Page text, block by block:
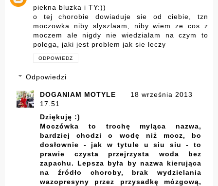
piekna bluzka i TY:))
o tej chorobie dowiaduje sie od ciebie, tzn
moczowka niby slyszlaam, niby wiem ze cos z
moczem ale nigdy nie wiedzialam na czym to
polega, jaki jest problem jak sie leczy
ODPOWIEDZ
Odpowiedzi
DOGANIAM MOTYLE
18 września 2013
17:51
Dziękuję :)
Moczówka to trochę myląca nazwa,
bardziej chodzi o wodę niż mocz, bo
dosłownie - jak w tytule u siu siu - to
prawie czysta przejrzysta woda bez
zapachu. Lepsza była by nazwa kierująca
na źródło choroby, brak wydzielania
wazopresyny przez przysadkę mózgową,